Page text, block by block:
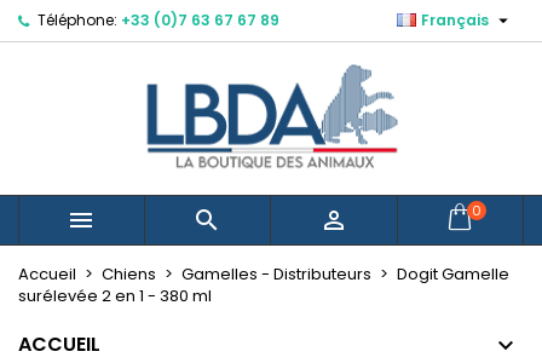
Téléphone: +33 (0)7 63 67 67 89 Français 
   0
Accueil Chiens Gamelles - Distributeurs
Dogit Gamelle
surélevée 2 en 1 - 380 ml
ACCUEIL
Mes listes d'envies ×
Créer une nouvelle liste
Créer une liste d'envies ×
Nom de la liste d'envies
Annuler Créer une liste d'envies
Connexion ×
Vous devez être connecté pour ajouter des produits
à votre liste d'envies.
Annuler Connexion